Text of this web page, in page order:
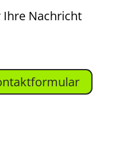
Ihre Nachricht